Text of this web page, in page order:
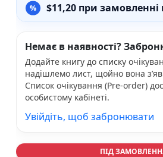
$11,20 при замовленні
Немає в наявності?
Додайте книгу до списку
надішлемо лист, щойно вона
Список очікування (Pre-order)
особистому кабінеті.
Увійдіть, щоб забронювати
ПІД